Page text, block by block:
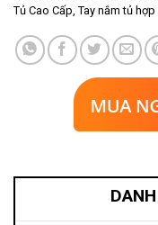
Tủ Cao Cấp Tay nắm tủ hợp